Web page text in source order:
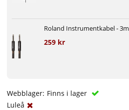
Roland Instrumentkabel - 3m
259 kr
Webblager: Finns i lager
Luleå